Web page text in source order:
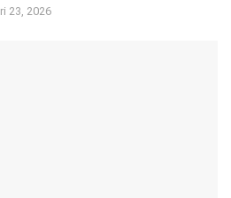
23, 2026